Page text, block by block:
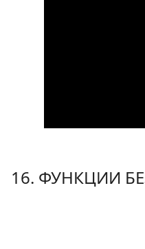
16. ФУНКЦИИ